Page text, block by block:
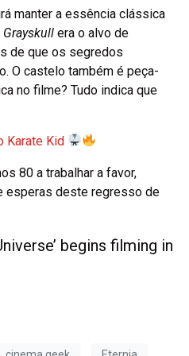
manter a essência clássica
Grayskull era o alvo de
de que os segredos
O castelo também é peça-
no filme? Tudo indica que
Karate Kid
80 a trabalhar a favor,
esperas deste regresso de
begins filming in